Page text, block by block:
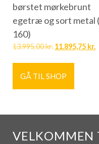
børstet mørkebrunt
egetræ og sort metal
160)
13.995,00kr. 11.895,75 kr.
GÅ TIL SHOP
VELKOMMEN